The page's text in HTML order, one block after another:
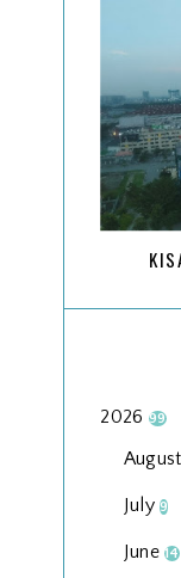
2026 99
August
July9
June14